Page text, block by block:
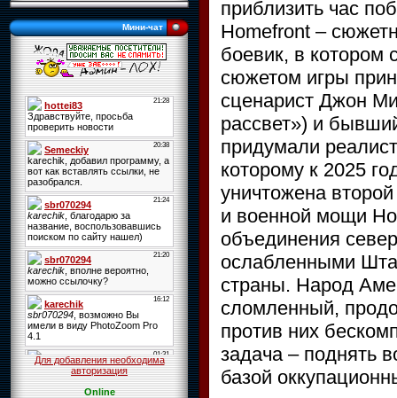
Мини-чат
Для добавления необходима
авторизация
Online
приблизить час
Homefront –
боевик, в котором
сюжетом игры
сценарист Джон
рассвет») и
придумали
которому к 2025
уничтожена
и военной мощи
объединения
ослабленными
страны. Народ
сломленный,
против них
задача – поднять
базой